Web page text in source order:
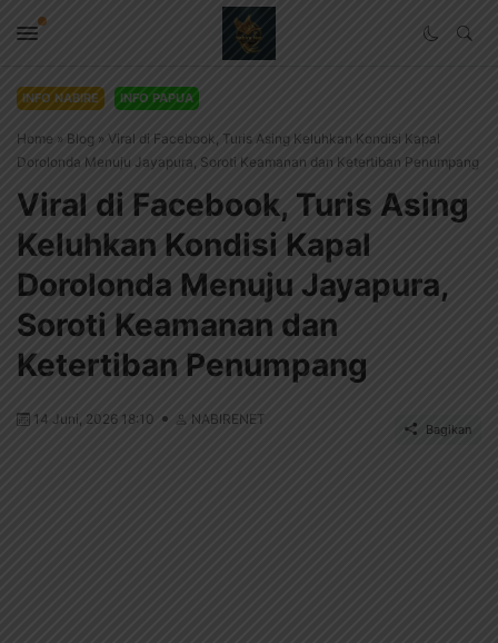
INFO NABIRE INFO PAPUA
Home » Blog » Viral di Facebook, Turis Asing Keluhkan Kondisi Kapal
Dorolonda Menuju Jayapura, Soroti Keamanan dan Ketertiban Penumpang
Viral di Facebook, Turis Asing
Keluhkan Kondisi Kapal
Dorolonda Menuju Jayapura,
Soroti Keamanan dan
Ketertiban Penumpang
14 Juni, 2026 18:10 NABIRENET
Bagikan